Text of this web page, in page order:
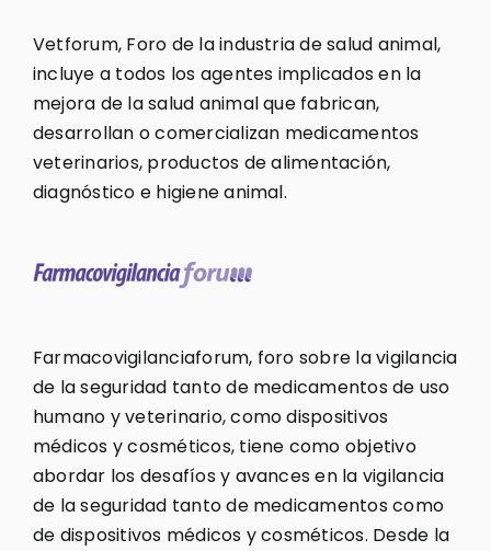
Vetforum, Foro de la industria de salud animal,
incluye a todos los agentes implicados en la
mejora de la salud animal que fabrican,
desarrollan o comercializan medicamentos
veterinarios, productos de alimentación,
diagnóstico e higiene animal.
Farmacovigilanciaforum, foro sobre la vigilancia
de la seguridad tanto de medicamentos de uso
humano y veterinario, como dispositivos
médicos y cosméticos, tiene como objetivo
abordar los desafíos y avances en la vigilancia
de la seguridad tanto de medicamentos como
de dispositivos médicos y cosméticos. Desde la